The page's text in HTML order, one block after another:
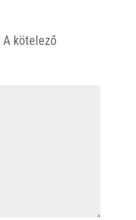
A kötelező